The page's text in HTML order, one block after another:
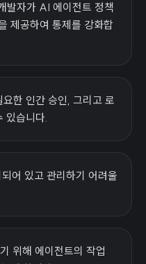
발자가 AI 에이전트 정책
제공하여 통제를 강화합
한 인간 승인, 그리고 로
있습니다.
어 있고 관리하기 어려울
위해 에이전트의 작업